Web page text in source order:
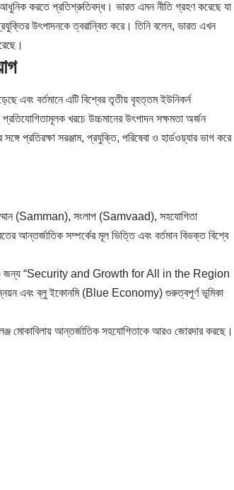
আধুনিক করতে প্রতিশ্রুতিবদ্ধ। ভারত এমন নীতি গ্রহণ করেছে যা
উৎপাদনকে ত্বরান্বিত করে। তিনি বলেন, ভারত এখন
এবং বর্তমানে এটি বিশ্বের তৃতীয় বৃহত্তম ইউনিকর্ন
খরচে উচ্চমানের উৎপাদন সক্ষমতা অর্জন
প্রতিরক্ষা সরঞ্জাম, প্রযুক্তি, পরিষেবা ও হার্ডওয়্যার ভাগ করে
সম্মান (Samman), সংলাপ (Samvaad), সহযোগিতা
সম্পর্কের মূল ভিত্তি এবং বর্তমান বিভক্ত বিশ্বে
জন্য “Security and Growth for All in the Region
এবং ব্লু ইকোনমি (Blue Economy) গুরুত্বপূর্ণ ভূমিকা
মোকাবিলায় আন্তর্জাতিক সহযোগিতাকে আরও জোরদার করছে।